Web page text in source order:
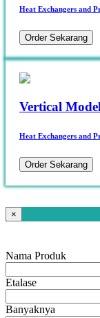
Heat Exchangers and
Order Sekarang
Vertical
Heat Exchangers and
Order Sekarang
×
Nama Produk
Etalase
Banyaknya